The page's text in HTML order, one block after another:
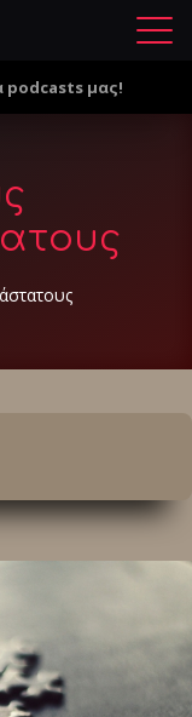
Μ
ο
podcasts μας!